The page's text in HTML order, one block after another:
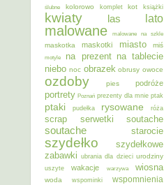
ślubne
kolorowo komplet kot książki
kwiaty las lato
malowane malowane na szkle
maskotka maskotki miasto miś
motyle na prezent na tablecie
niebo noc obrazek obrusy owoce
ozdoby pies podróże
portrety Poznań prezenty dla mnie ptak
ptaki pudełka rysowane róża
scrap serwetki soutache
soutache starocie
szydełko
szydełkowe
zabawki ubrania dla dzieci urodziny
uszyte wakacje warzywa wiosna
woda wspominki
wspomnienia